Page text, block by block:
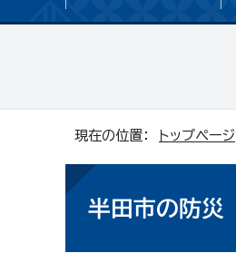
現在の位置： トップページ
半田市の防災